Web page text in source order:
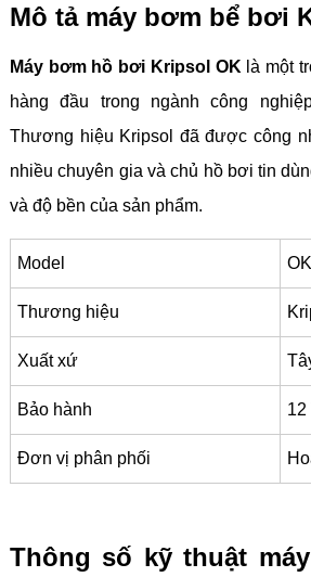
Mô tả máy bơm bể bơi
Máy bơm hồ bơi Kripsol OK là một
hàng đầu trong ngành công
Thương hiệu Kripsol đã được công
nhiều chuyên gia và chủ hồ bơi tin
và độ bền của sản phẩm.
Model OK
Thương hiệu
Xuất xứ
Bảo hành 12
Đơn vị phân phối
Thông số kỹ thuật